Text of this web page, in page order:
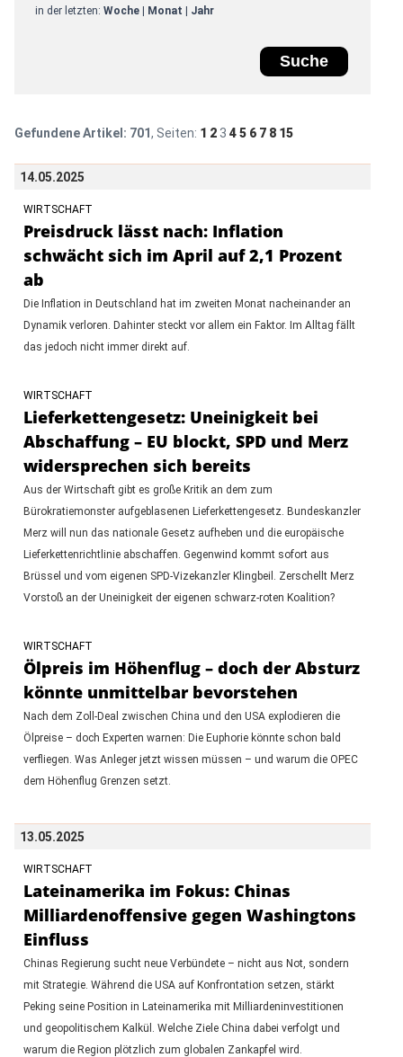
in der letzten: Woche| Monat Jahr
Gefundene Artikel: 701, Seiten: 1 2 3 4 5 6 7 8 15
14.05.2025
WIRTSCHAFT
Preisdruck lässt nach: Inflation
schwächt sich im April auf 2,1 Prozent
ab
Die Inflation in Deutschland hat im zweiten Monat nacheinander an
Dynamik verloren. Dahinter steckt vor allem ein Faktor. Im Alltag fällt
das jedoch nicht immer direkt auf.
WIRTSCHAFT
Lieferkettengesetz: Uneinigkeit bei
Abschaffung – EU blockt, SPD und Merz
widersprechen sich bereits
Aus der Wirtschaft gibt es große Kritik an dem zum
Bürokratiemonster aufgeblasenen Lieferkettengesetz. Bundeskanzler
Merz will nun das nationale Gesetz aufheben und die europäische
Lieferkettenrichtlinie abschaffen. Gegenwind kommt sofort aus
Brüssel und vom eigenen SPD-Vizekanzler Klingbeil. Zerschellt Merz
Vorstoß an der Uneinigkeit der eigenen schwarz-roten Koalition?
WIRTSCHAFT
Ölpreis im Höhenflug – doch der Absturz
könnte unmittelbar bevorstehen
Nach dem Zoll-Deal zwischen China und den USA explodieren die
Ölpreise – doch Experten warnen: Die Euphorie könnte schon bald
verfliegen. Was Anleger jetzt wissen müssen – und warum die OPEC
dem Höhenflug Grenzen setzt.
13.05.2025
WIRTSCHAFT
Lateinamerika im Fokus: Chinas
Milliardenoffensive gegen Washingtons
Einfluss
Chinas Regierung sucht neue Verbündete – nicht aus Not, sondern
mit Strategie. Während die USA auf Konfrontation setzen, stärkt
Peking seine Position in Lateinamerika mit Milliardeninvestitionen
und geopolitischem Kalkül. Welche Ziele China dabei verfolgt und
warum die Region plötzlich zum globalen Zankapfel wird.